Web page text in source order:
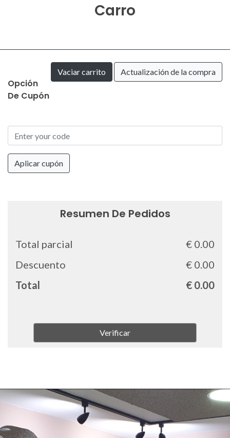
Carro
Vaciar carrito Actualización de la compra
Opción
De Cupón
Aplicar cupón
Resumen De Pedidos
Total parcial
€ 0.00
Descuento
€ 0.00
Total
€ 0.00
Verificar